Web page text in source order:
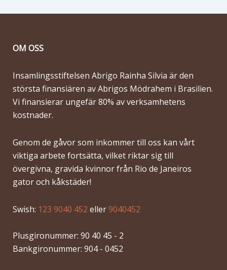
OM OSS
Insamlingsstiftelsen Abrigo Rainha Silvia är den
största finansiären av Abrigos Mödrahem i Brasilien.
Vi finansierar ungefär 80% av verksamhetens
kostnader.
Genom de gåvor som inkommer till oss kan vårt
viktiga arbete fortsätta, vilket riktar sig till
övergivna, gravida kvinnor från Rio de Janeiros
gator och kåkstäder!
Swish: 123 9040 452 eller9040452
Plusgironummer: 90 40 45 - 2
Bankgironummer: 904 - 0452